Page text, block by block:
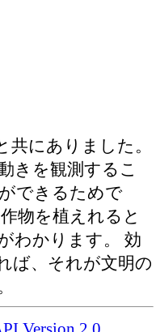
共にありました。
きを観測するこ
できるためで
物を植えれると
わかります。 効
ば、それが文明の